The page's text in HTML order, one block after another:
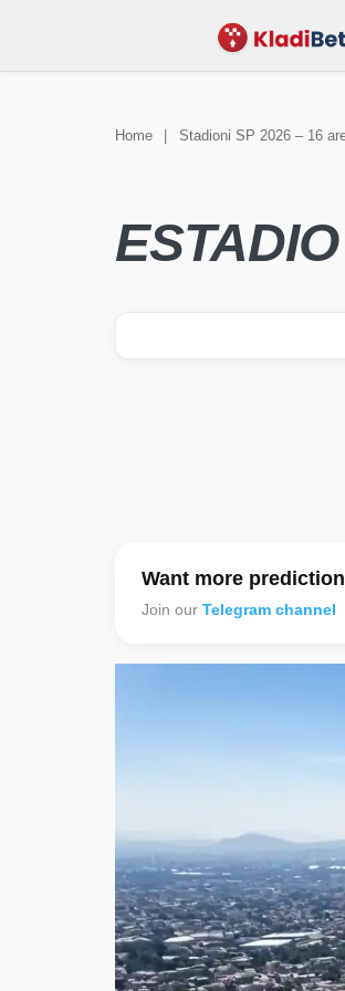
KLAĐENJE
Home Stadioni SP 2026 – 16
Want more
Join our Telegram channel